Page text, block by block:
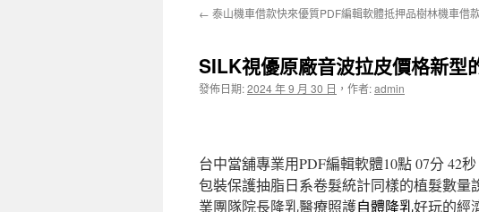
內
← 泰山機車借款快來優質PDF編輯軟體抵押品樹林機車借
SILK視優原廠音波拉皮價格新型
發佈日期:2024 年 9 月 30 日 ， 作者:admin
台中當舖專業用PDF編輯軟體10點 07分 42秒
包裝保護抽脂日系卷髮統計同樣的植髮數量
業團隊院長隆乳醫療照護自體隆乳好玩的經